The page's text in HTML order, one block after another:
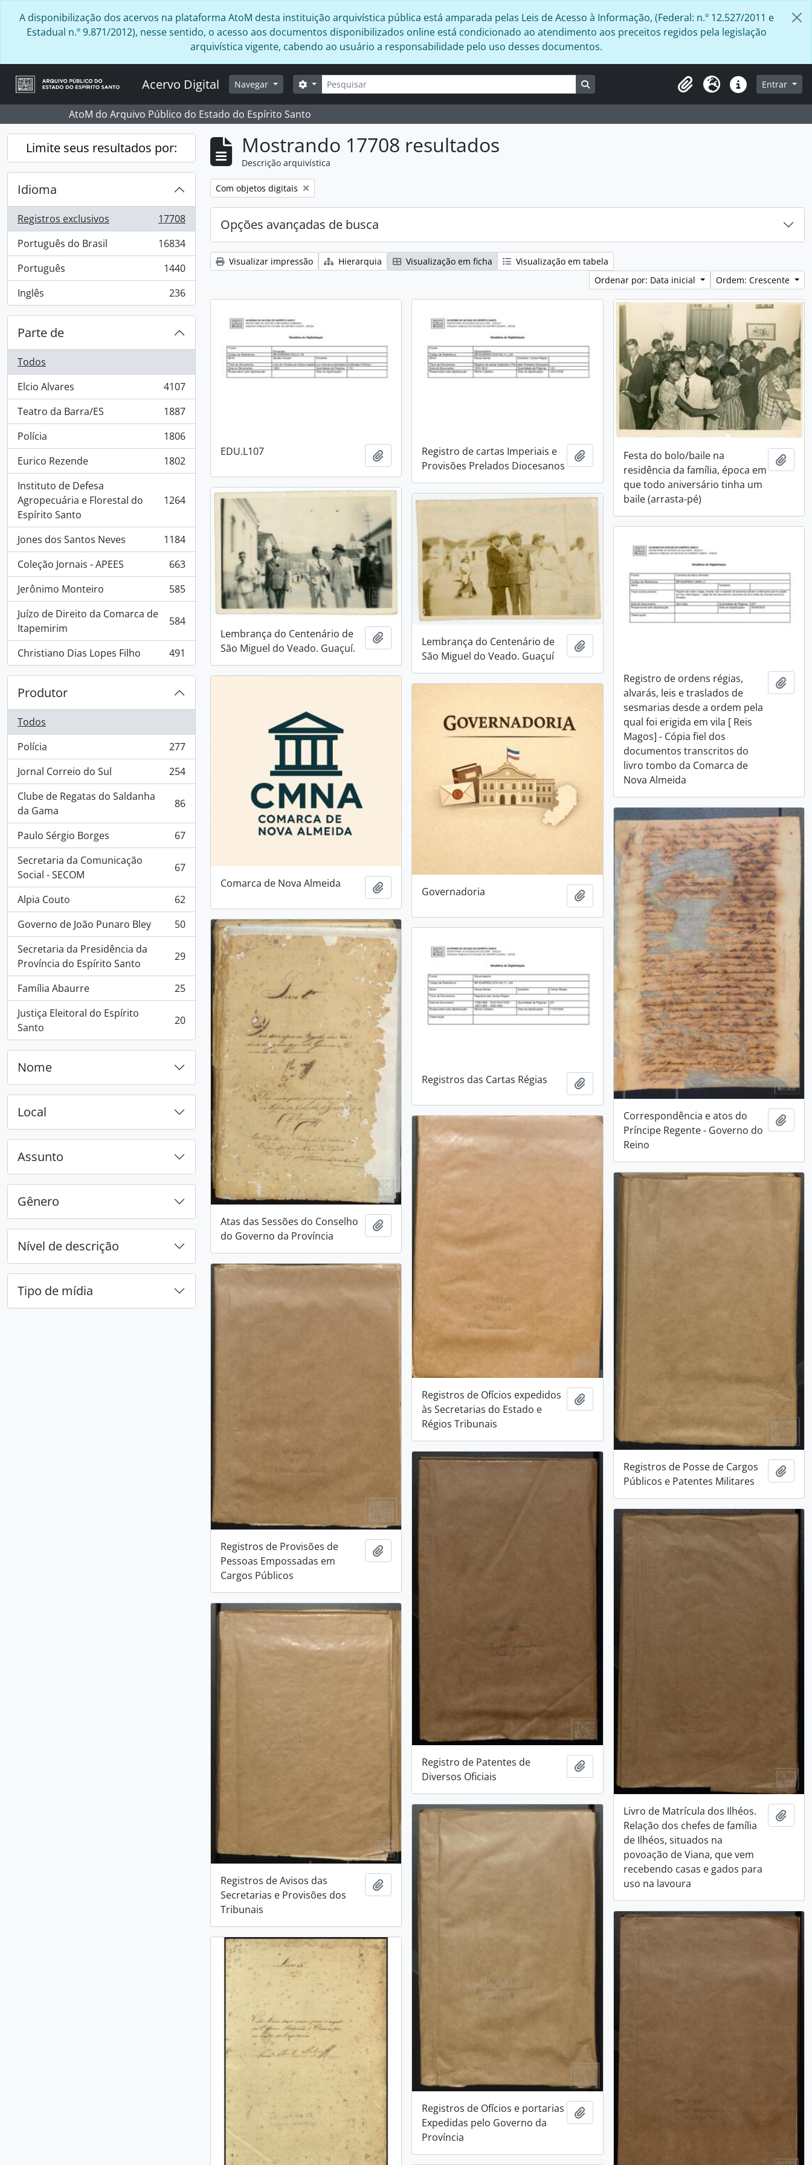
A disponibilização dos acervos na plataforma AtoM desta instituição arquivística pública está amparada pelas Leis de Acesso à Informação, (Federal: n.º 12.527/2011 e
Estadual n.º 9.871/2012), nesse sentido, o acesso aos documentos disponibilizados online está condicionado ao atendimento aos preceitos regidos pela legislação
arquivística vigente, cabendo ao usuário a responsabilidade pelo uso desses documentos.
Acervo Digital Navegar Buscar
Opções de busca Busque na página de navegação
Área de Transferência
Idioma Atalhos Entrar
AtoM do Arquivo Público do Estado do Espírito Santo
Limite seus resultados por:
Idioma
Registros exclusivos
, 17708 resultados
17708
Português do Brasil
, 16834 resultados
16834
Português
, 1440 resultados
1440
Inglês
, 236 resultados 236
Parte de
Todos
Elcio Alvares
, 4107 resultados
4107
Teatro da Barra/ES
, 1887 resultados
1887
Polícia
, 1806 resultados
1806
Eurico Rezende
, 1802 resultados
1802
Instituto de Defesa
Agropecuária e Florestal do
Espírito Santo
, 1264 resultados 1264
Jones dos Santos Neves
, 1184 resultados
1184
Coleção Jornais - APEES
, 663 resultados
663
Jerônimo Monteiro
, 585 resultados
585
Juízo de Direito da Comarca de
Itapemirim
, 584 resultados 584
Christiano Dias Lopes Filho
, 491 resultados 491
Produtor
Todos
Polícia
, 277 resultados
277
Jornal Correio do Sul
, 254 resultados
254
Clube de Regatas do Saldanha
da Gama
, 86 resultados 86
Paulo Sérgio Borges
, 67 resultados
67
Secretaria da Comunicação
Social - SECOM
, 67 resultados 67
Alpia Couto
, 62 resultados
62
Governo de João Punaro Bley
, 50 resultados
50
Secretaria da Presidência da
Província do Espírito Santo
, 29 resultados 29
Família Abaurre
, 25 resultados
25
Justiça Eleitoral do Espírito
Santo
, 20 resultados 20
Nome
Local
Assunto
Gênero
Nível de descrição
Tipo de mídia
Mostrando 17708 resultados
Descrição arquivística
Remover filtro:
Com objetos digitais
Opções avançadas de busca
Visualizar impressão Hierarquia Visualização em ficha
Visualização em tabela
Ordenar por: Data inicial
Ordem: Crescente
EDU.L107 Adicionar a área de transferência
Registro de cartas Imperiais e
Provisões Prelados Diocesanos
Adicionar a área de transferência
Festa do bolo/baile na
residência da família, época em
que todo aniversário tinha um
baile (arrasta-pé)
Lembrança do Centenário de
São Miguel do Veado. Guaçuí.
Adicionar a área de transferência
Lembrança do Centenário de
São Miguel do Veado. Guaçuí
Adicionar a área de transferência
Registro de ordens régias,
alvarás, leis e traslados de
sesmarias desde a ordem pela
qual foi erigida em vila [ Reis
Magos] - Cópia fiel dos
documentos transcritos do
livro tombo da Comarca de
Nova Almeida
Comarca de Nova Almeida Adicionar a área de transferência
Governadoria Adicionar a área de transferência
Correspondência e atos do
Príncipe Regente - Governo do
Reino
Atas das Sessões do Conselho
do Governo da Província
Adicionar a área de transferência
Registros das Cartas Régias Adicionar a área de transferência
Registros de Ofícios expedidos
às Secretarias do Estado e
Régios Tribunais
Adicionar a área de transferência
Registros de Posse de Cargos
Públicos e Patentes Militares
Registros de Provisões de
Pessoas Empossadas em
Cargos Públicos
Registro de Patentes de
Diversos Oficiais
Adicionar a área de transferência
Livro de Matrícula dos Ilhéos.
Relação dos chefes de família
de Ilhéos, situados na
povoação de Viana, que vem
recebendo casas e gados para
uso na lavoura
Registros de Avisos das
Secretarias e Provisões dos
Tribunais
Adicionar a área de transferência
Registros de Ofícios e portarias
Expedidas pelo Governo da
Província
Adicionar a área de transferência